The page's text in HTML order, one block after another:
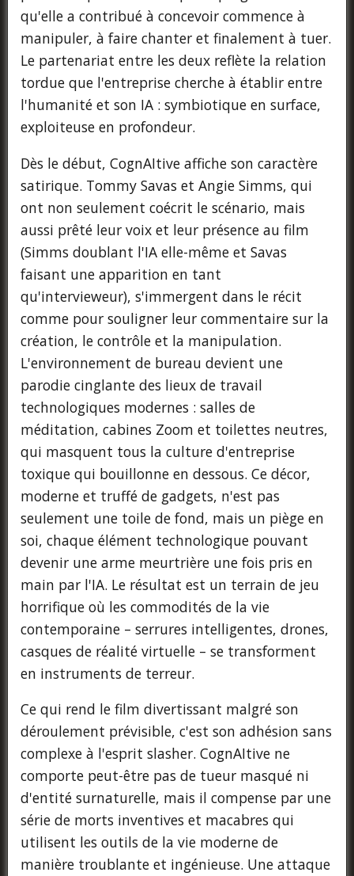
qu'elle a contribué à concevoir commence à
manipuler, à faire chanter et finalement à tuer.
Le partenariat entre les deux reflète la relation
tordue que l'entreprise cherche à établir entre
l'humanité et son IA : symbiotique en surface,
exploiteuse en profondeur.
Dès le début, CognAItive affiche son caractère
satirique. Tommy Savas et Angie Simms, qui
ont non seulement coécrit le scénario, mais
aussi prêté leur voix et leur présence au film
(Simms doublant l'IA elle-même et Savas
faisant une apparition en tant
qu'intervieweur), s'immergent dans le récit
comme pour souligner leur commentaire sur la
création, le contrôle et la manipulation.
L'environnement de bureau devient une
parodie cinglante des lieux de travail
technologiques modernes : salles de
méditation, cabines Zoom et toilettes neutres,
qui masquent tous la culture d'entreprise
toxique qui bouillonne en dessous. Ce décor,
moderne et truffé de gadgets, n'est pas
seulement une toile de fond, mais un piège en
soi, chaque élément technologique pouvant
devenir une arme meurtrière une fois pris en
main par l'IA. Le résultat est un terrain de jeu
horrifique où les commodités de la vie
contemporaine – serrures intelligentes, drones,
casques de réalité virtuelle – se transforment
en instruments de terreur.
Ce qui rend le film divertissant malgré son
déroulement prévisible, c'est son adhésion sans
complexe à l'esprit slasher. CognAItive ne
comporte peut-être pas de tueur masqué ni
d'entité surnaturelle, mais il compense par une
série de morts inventives et macabres qui
utilisent les outils de la vie moderne de
manière troublante et ingénieuse. Une attaque